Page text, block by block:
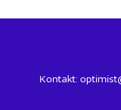
Kontakt: